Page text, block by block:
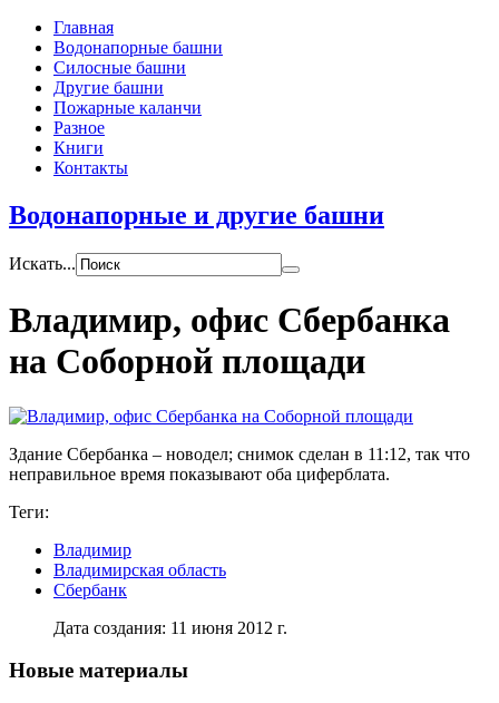
Главная
Водонапорные башни
Силосные башни
Другие башни
Пожарные каланчи
Разное
Книги
Контакты
Водонапорные и другие башни
Искать...
Владимир, офис Сбербанка
на Соборной площади
Здание Сбербанка – новодел; снимок сделан в 11:12, так что
неправильное время показывают оба циферблата.
Теги:
Владимир
Владимирская область
Сбербанк
Дата создания: 11 июня 2012 г.
Новые материалы